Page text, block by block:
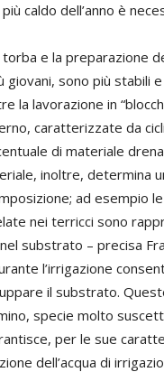
caldo dell’anno è
e la preparazione
giovani, sono più stabili
la lavorazione in
caratterizzate da
di materiale
inoltre, determina
ad esempio
nei terricci sono
substrato – precisa
l’irrigazione
il substrato.
specie molto
per le sue
dell’acqua di